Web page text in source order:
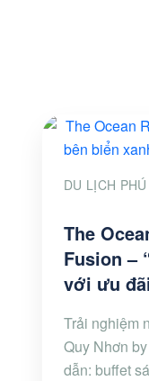
DU LỊCH
The
Fusion –
với ưu
Trải nghiệm
Quy Nhơn
dẫn: buffet